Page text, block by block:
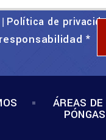
Política de
*
ÁREAS